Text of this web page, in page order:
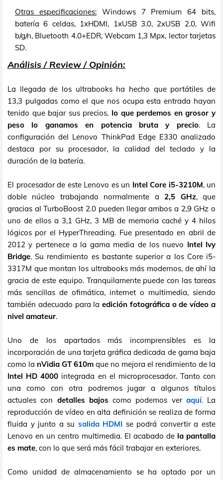
Otras especificaciones:Windows 7 Premium 64 bits,
batería 6 celdas, 1xHDMI, 1xUSB 3.0, 2xUSB 2.0, Wifi
b/g/n, Bluetooth 4.0+EDR, Webcam 1,3 Mpx, lector tarjetas
SD.
Análisis / Review / Opinión:
La llegada de los ultrabooks ha hecho que portátiles de
13,3 pulgadas como el que nos ocupa esta entrada hayan
tenido que bajar sus precios, lo que perdemos en grosor y
peso lo ganamos en potencia bruta y precio. La
configuración del Lenovo ThinkPad Edge E330 analizado
destaca por su procesador, la calidad del teclado y la
duración de la batería.
El procesador de este Lenovo es un Intel Core i5-3210M, un
doble núcleo trabajando normalmente a2,5 GHz, que
gracias al TurboBoost 2.0 pueden llegar ambos a 2,9 GHz o
uno de ellos a 3,1 GHz, 3 MB de memoria caché y 4 hilos
lógicos por el HyperThreading. Fue presentado en abril de
2012 y pertenece a la gama media de los nuevo Intel Ivy
Bridge. Su rendimiento es bastante superior a los Core i5-
3317M que montan los ultrabooks más modernos, de ahí la
gracia de este equipo. Tranquilamente puede con las tareas
más sencillas de ofimática, internet o multimedia, siendo
también adecuado para laedición fotográfica o de vídeo a
nivel amateur.
Uno de los apartados más incomprensibles es la
incorporación de una tarjeta gráfica dedicada de gama baja
como la nVidia GT 610m que no mejora el rendimiento de la
Intel HD 4000 integrada en el microprocesador. Tanto con
una como con otra podremos jugar a algunos títulos
actuales con detalles bajos como podemos ver aquí. La
reproducción de vídeo en alta definición se realiza de forma
fluida y junto a su salida HDMI se podrá convertir a este
Lenovo en un centro multimedia. El acabado de la pantalla
es mate, con lo que será más fácil trabajar en exteriores.
Como unidad de almacenamiento se ha optado por un